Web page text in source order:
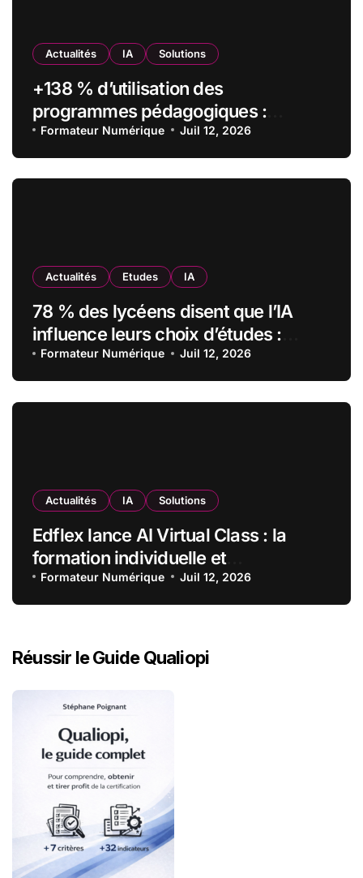
Actualités IA Solutions
+138 % d’utilisation des
programmes pédagogiques :
comment l’Institut Pasteur a
transformé sa formation digitale
grâce à Edflex
Formateur Numérique Juil 12, 2026
Actualités Etudes IA
78 % des lycéens disent que l’IA
influence leurs choix d’études :
MyUnisoft lance Capturia, le premier
observatoire francophone de
l’exposition des métiers à
Formateur Numérique Juil 12, 2026
Actualités IA Solutions
Edflex lance AI Virtual Class : la
formation individuelle et
personnalisée accessible à grande
échelle
Formateur Numérique Juil 12, 2026
Réussir le Guide Qualiopi